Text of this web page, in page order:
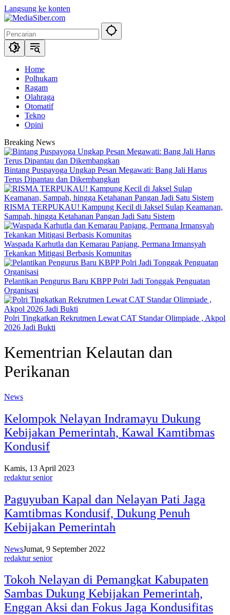
Langsung ke konten
Home
Polhukam
Ragam
Olahraga
Otomatif
Tekno
Opini
Breaking News
Bintang Puspayoga Ungkap Pesan Megawati: Bang Jali Harus
Terus Dipantau dan Dikembangkan
RISMA TERPUKAU! Kampung Kecil di Jaksel Sulap Keamanan,
Sampah, hingga Ketahanan Pangan Jadi Satu Sistem
Waspada Karhutla dan Kemarau Panjang, Permana Irmansyah
Tekankan Mitigasi Berbasis Komunitas
Pelantikan Pengurus Baru KBPP Polri Jadi Tonggak Penguatan
Organisasi
Polri Tingkatkan Rekrutmen Lewat CAT Standar Olimpiade , Akpol
2026 Jadi Bukti
Kementrian Kelautan dan
Perikanan
News
Kelompok Nelayan Indramayu Dukung
Kebijakan Pemerintah, Kawal Kamtibmas
Kondusif
Kamis, 13 April 2023
redaktur senior
Paguyuban Kapal dan Nelayan Pati Jaga
Kamtibmas Kondusif, Dukung Penuh
Kebijakan Pemerintah
NewsJumat, 9 September 2022
redaktur senior
Tokoh Nelayan di Pemangkat Kabupaten
Sambas Dukung Kebijakan Pemerintah,
Enggan Aksi dan Fokus Jaga Kondusifitas